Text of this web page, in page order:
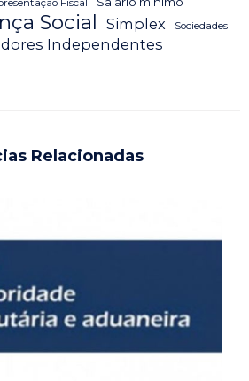
Fiscal
Social Simplex
Sociedades
Independentes
Relacionadas